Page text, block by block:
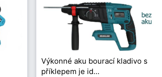
Výkonné aku bourací kladivo s
příklepem je id…